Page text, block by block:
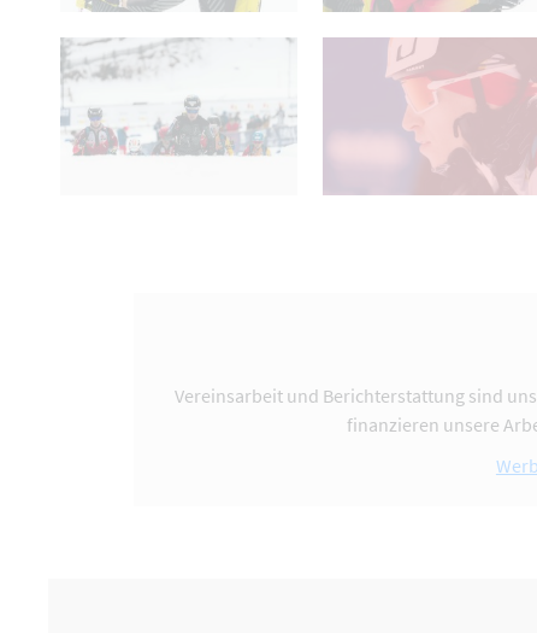
Vereinsarbeit und Berichterstattung sind
finanzieren unsere